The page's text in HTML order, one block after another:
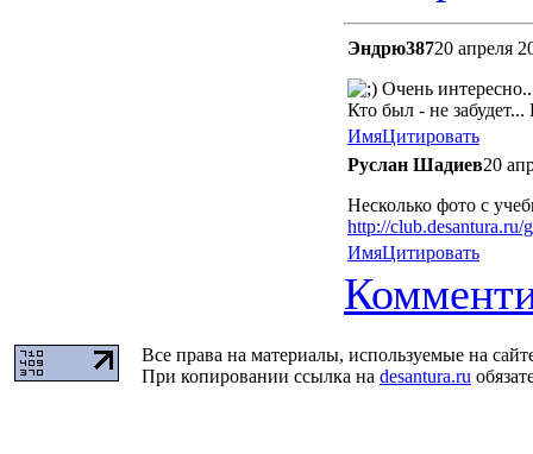
Эндрю38720 апреля
Очень
Кто был - не
ИмяЦитировать
Руслан Шадиев20
Несколько фото с
http://club.desantura.ru/
ИмяЦитировать
Все права на материалы, используемые на
При копировании ссылка на desantura.ru